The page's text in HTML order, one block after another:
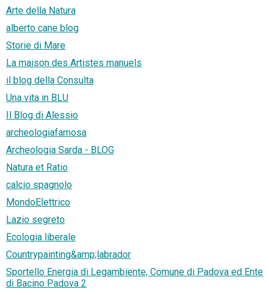
Arte della Natura
alberto cane blog
Storie di Mare
La maison des Artistes manuels
il blog della Consulta
Una vita in BLU
Il Blog di Alessio
archeologiafamosa
Archeologia Sarda - BLOG
Natura et Ratio
calcio spagnolo
MondoElettrico
Lazio segreto
Ecologia liberale
Countrypainting&amp;labrador
Sportello Energia di Legambiente, Comune di Padova ed Ente
di Bacino Padova 2